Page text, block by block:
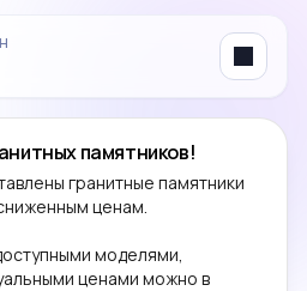
Menu
памятников!
гранитные памятники
ценам.
моделями,
ценами можно в